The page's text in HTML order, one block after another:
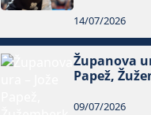
14/07/2026
Županova
Papež,
09/07/2026